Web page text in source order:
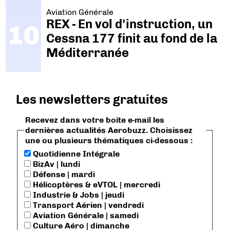
Aviation Générale
REX - En vol d'instruction, un
Cessna 177 finit au fond de la
Méditerranée
Les newsletters gratuites
Recevez dans votre boite e-mail les
dernières actualités Aerobuzz. Choisissez
une ou plusieurs thématiques ci-dessous :
Quotidienne Intégrale
BizAv | lundi
Défense | mardi
Hélicoptères & eVTOL | mercredi
Industrie & Jobs | jeudi
Transport Aérien | vendredi
Aviation Générale | samedi
Culture Aéro | dimanche